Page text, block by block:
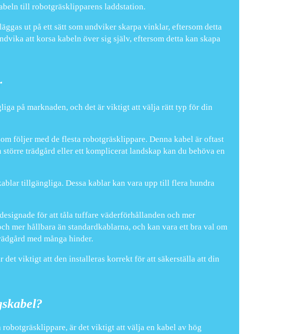
till robotgräsklipparens laddstation.
ut på ett sätt som undviker skarpa vinklar, eftersom detta
att korsa kabeln över sig själv, eftersom detta kan skapa
på marknaden, och det är viktigt att välja rätt typ för din
följer med de flesta robotgräsklippare. Denna kabel är oftast
trädgård eller ett komplicerat landskap kan du behöva en
tillgängliga. Dessa kablar kan vara upp till flera hundra
för att tåla tuffare väderförhållanden och mer
mer hållbara än standardkablarna, och kan vara ett bra val om
med många hinder.
det viktigt att den installeras korrekt för att säkerställa att din
är det viktigt att välja en kabel av hög